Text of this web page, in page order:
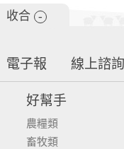
收合 -
電子報 線上諮詢
好幫手
農糧類
畜牧類